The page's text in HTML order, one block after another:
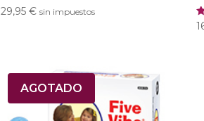
29,95€ sin impuestos
AGOTADO